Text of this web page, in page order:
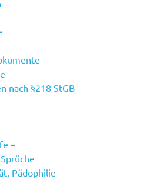
nach §218 StGB
–
Pädophilie